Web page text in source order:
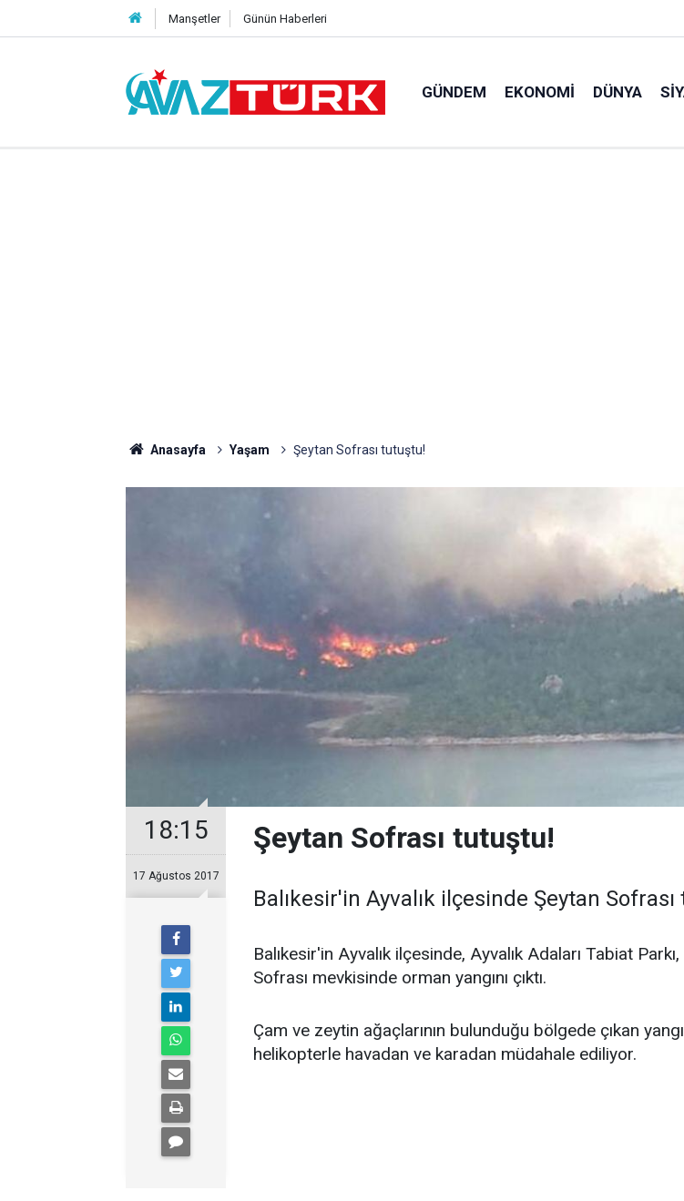
Manşetler Günün Haberleri
GÜNDEM EKONOMI DÜNYA
Anasayfa Yaşam Şeytan Sofrası tutuştu!
18:15
17 Ağustos 2017
Şeytan Sofrası tutuştu!
Balıkesir'in Ayvalık ilçesinde Şeytan
Balıkesir'in Ayvalık ilçesinde, Ayvalık Adaları Tabiat
Sofrası mevkisinde orman yangını çıktı.
Çam ve zeytin ağaçlarının bulunduğu bölgede çıkan
helikopterle havadan ve karadan müdahale ediliyor.